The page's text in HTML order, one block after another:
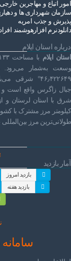
امور اتباع و مهاجرین
سازمان شهرداری ها و
پذیرش و جذب امریه
دانلودنرم افزارهوشمند افراد
درباره استان ایلام
استان ایلام
۴۶٫۴۲۲۶۴۹°
جبال زاگرس واقع است و
کیلومتر مرز مشترک با
طولانی‌ترین مرز
آمار بازدید
بازدید امروز
بازدید هفته